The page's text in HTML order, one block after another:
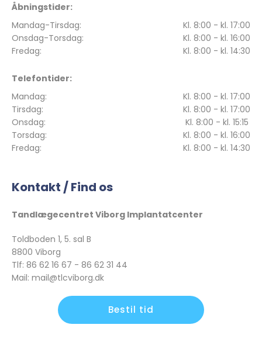
Åbningstider:
Mandag-Tirsdag:
Onsdag-Torsdag:
Fredag:
Kl. 8:00 - kl. 17:00
Kl. 8:00 - kl. 16:00
Kl. 8:00 - kl. 14:30
Telefontider:
Mandag:
Tirsdag:
Onsdag:
Torsdag:
Fredag:
Kl. 8:00 - kl. 17:00
Kl. 8:00 - kl. 17:00
Kl. 8:00 - kl. 15:15
Kl. 8:00 - kl. 16:00
Kl. 8:00 - kl. 14:30
Kontakt / Find os
Tandlægecentret Viborg Implantatcenter
Toldboden 1, 5. sal B
8800 Viborg
Tlf: 86 62 16 67 - 86 62 31 44
Mail: mail@tlcviborg.dk
Bestil tid